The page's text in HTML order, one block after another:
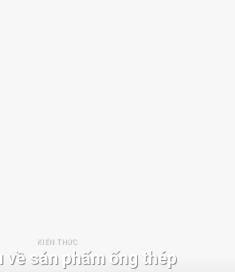
KIẾN THỨC
về sản phẩm ống thép